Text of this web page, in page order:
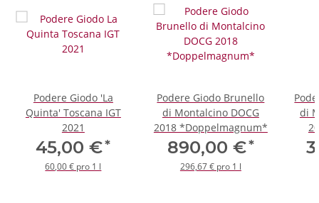
Podere Giodo 'La
Quinta' Toscana IGT
2021
45,00 €*
60,00 € pro 1 l
Podere Giodo Brunello
di Montalcino DOCG
2018 *Doppelmagnum*
890,00 €*
296,67 € pro 1 l
di